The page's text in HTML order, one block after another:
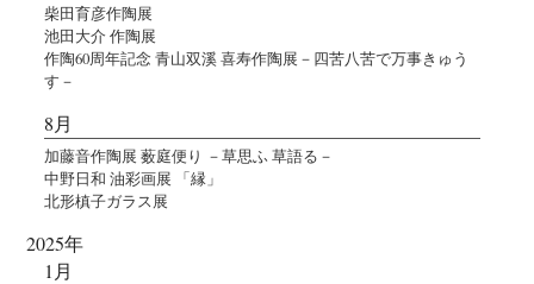
柴田育彦作陶展
池田大介 作陶展
作陶60周年記念 青山双溪 喜寿作陶展－四苦八苦で万事きゅう
す－
8月
加藤音作陶展 薮庭便り －草思ふ 草語る－
中野日和 油彩画展 「縁」
北形槙子ガラス展
2025年
1月